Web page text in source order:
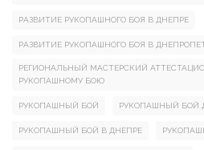
РАЗВИТИЕ РУКОПАШНОГО БОЯ В ДНЕПРЕ
РАЗВИТИЕ РУКОПАШНОГО БОЯ В
РЕГИОНАЛЬНЫЙ МАСТЕРСКИЙ
РУКОПАШНОМУ БОЮ
РУКОПАШНЫЙ БОЙ РУКОПАШНЫЙ БОЙ
РУКОПАШНЫЙ БОЙ В ДНЕПРЕ